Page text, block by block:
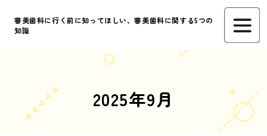
審美歯科に行く前に知ってほしい、審美歯科に関する5つの
知識
2025年9月